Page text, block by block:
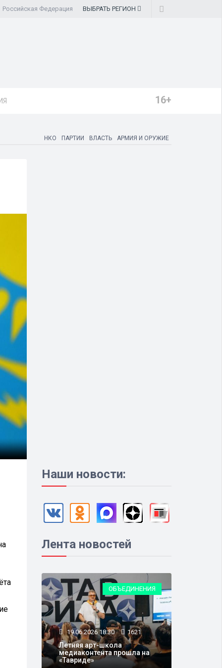
Российская Федерация ВЫБРАТЬ РЕГИОН
16+
НКО ПАРТИИ ВЛАСТЬ АРМИЯ И ОРУЖИЕ
Наши новости:
Лента новостей
ОБЪЕДИНЕНИЯ
19.06.2026 18:30 1621
Летняя арт-школа
медиаконтента прошла на
«Тавриде»